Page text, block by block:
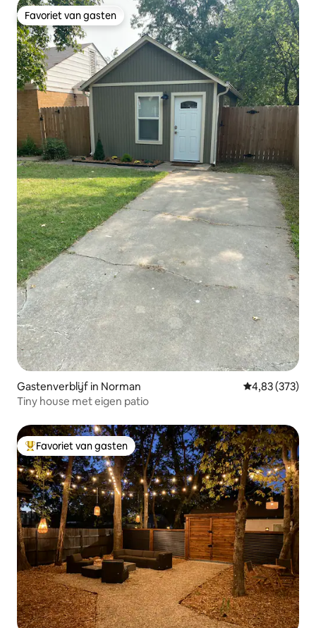
Favoriet van gasten
Favoriet van gasten
Gastenverblijf in Norman Gemiddelde
4,83 (373)
Tiny house met eigen patio
Topfavoriet van gasten
Favoriet van gasten